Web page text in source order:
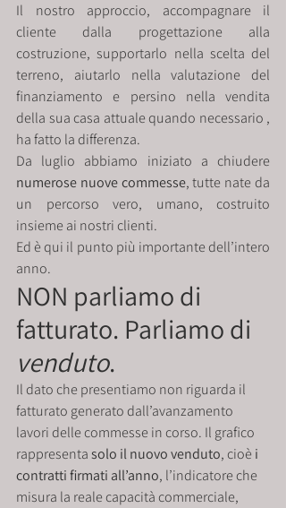
Il nostro approccio, accompagnare il
cliente dalla progettazione alla
costruzione, supportarlo nella scelta del
terreno, aiutarlo nella valutazione del
finanziamento e persino nella vendita
della sua casa attuale quando necessario ,
ha fatto la differenza.
numerose nuove commesse, tutte nate da
un percorso vero, umano, costruito
insieme ai nostri clienti.
Ed è qui il punto più importante dell’intero
anno.
NON parliamo di
fatturato. Parliamo di
venduto.
Il dato che presentiamo non riguarda il
fatturato generato dall’avanzamento
lavori delle commesse in corso. Il grafico
rappresenta solo il nuovo venduto, cioè i
contratti firmati all’anno, l’indicatore che
misura la reale capacità commerciale,